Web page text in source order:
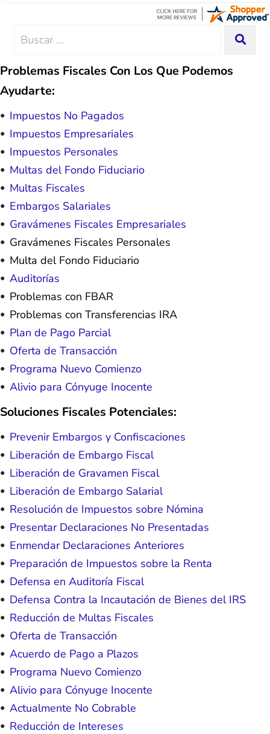
hope. I look forward to better days for
possible because of J Miller, and I am
He answered all of my questions quickly and
Search
Problemas Fiscales Con Los Que Podemos
Ayudarte:
Impuestos No Pagados
Impuestos Empresariales
Impuestos Personales
Multas del Fondo Fiduciario
Multas Fiscales
Embargos Salariales
Gravámenes Fiscales Empresariales
Gravámenes Fiscales Personales
Multa del Fondo Fiduciario
Auditorías
Problemas con FBAR
Problemas con Transferencias IRA
Plan de Pago Parcial
Oferta de Transacción
Programa Nuevo Comienzo
Alivio para Cónyuge Inocente
Soluciones Fiscales Potenciales:
Prevenir Embargos y Confiscaciones
Liberación de Embargo Fiscal
Liberación de Gravamen Fiscal
Liberación de Embargo Salarial
Resolución de Impuestos sobre Nómina
Presentar Declaraciones No Presentadas
Enmendar Declaraciones Anteriores
Preparación de Impuestos sobre la Renta
Defensa en Auditoría Fiscal
Defensa Contra la Incautación de Bienes del IRS
Reducción de Multas Fiscales
Oferta de Transacción
Acuerdo de Pago a Plazos
Programa Nuevo Comienzo
Alivio para Cónyuge Inocente
Actualmente No Cobrable
Reducción de Intereses